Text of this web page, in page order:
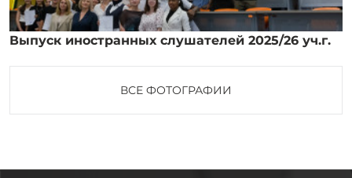
Выпуск иностранных слушателей 2025/26 уч.г.
ВСЕ ФОТОГРАФИИ